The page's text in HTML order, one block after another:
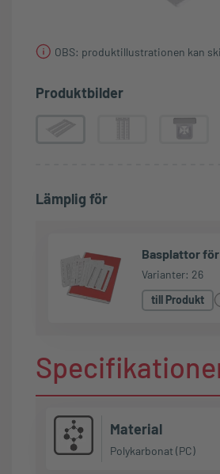
OBS: produktillustrationen kan
Produktbilder
Lämplig för
Basplattor
Varianter: 26
till Produkt
Material
Polykarbonat (PC)